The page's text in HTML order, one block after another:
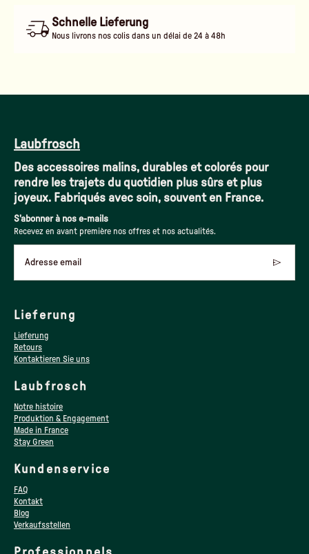
Schnelle Lieferung
Nous livrons nos colis dans un délai de 24 à 48h
Laubfrosch
Des accessoires malins, durables et colorés pour
rendre les trajets du quotidien plus sûrs et plus
joyeux. Fabriqués avec soin, souvent en France.
S'abonner à nos e-mails
Recevez en avant première nos offres et nos actualités.
Adresse email
Lieferung
Lieferung
Retours
Kontaktieren Sie uns
Laubfrosch
Notre histoire
Produktion & Engagement
Made in France
Stay Green
Kundenservice
FAQ
Kontakt
Blog
Verkaufsstellen